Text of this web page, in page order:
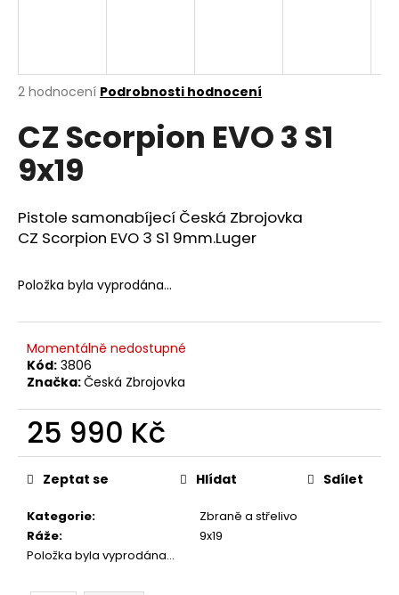
Průměrné
produktu
je
4,0
z
hvězdiček.
2 hodnocení Podrobnosti hodnocení
CZ Scorpion EVO 3 S1
9x19
Pistole samonabíjecí Česká Zbrojovka
CZ Scorpion EVO 3 S1 9mm.Luger
Položka byla vyprodána…
Momentálně nedostupné
Kód: 3806
Značka:Česká Zbrojovka
25 990 Kč
Měrná
cena:
Kategorie:
Zbraně a střelivo
Ráže:
9x19
Položka byla vyprodána…
Zeptat se Hlídat Sdílet
í
t
HLEDAT
D
p
o
u
u
e
m
NŮŽ